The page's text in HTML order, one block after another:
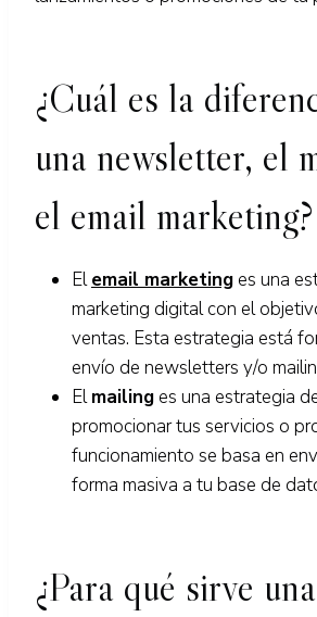
¿Cuál es la
una newsletter, el
el email marketing?
Elemail marketing es una
marketing digital con el
ventas. Esta estrategia está
envío de newsletters y/o
Elmailing es una estrategia
promocionar tus servicios o
funcionamiento se basa en
forma masiva a tu base de
¿Para qué sirve una